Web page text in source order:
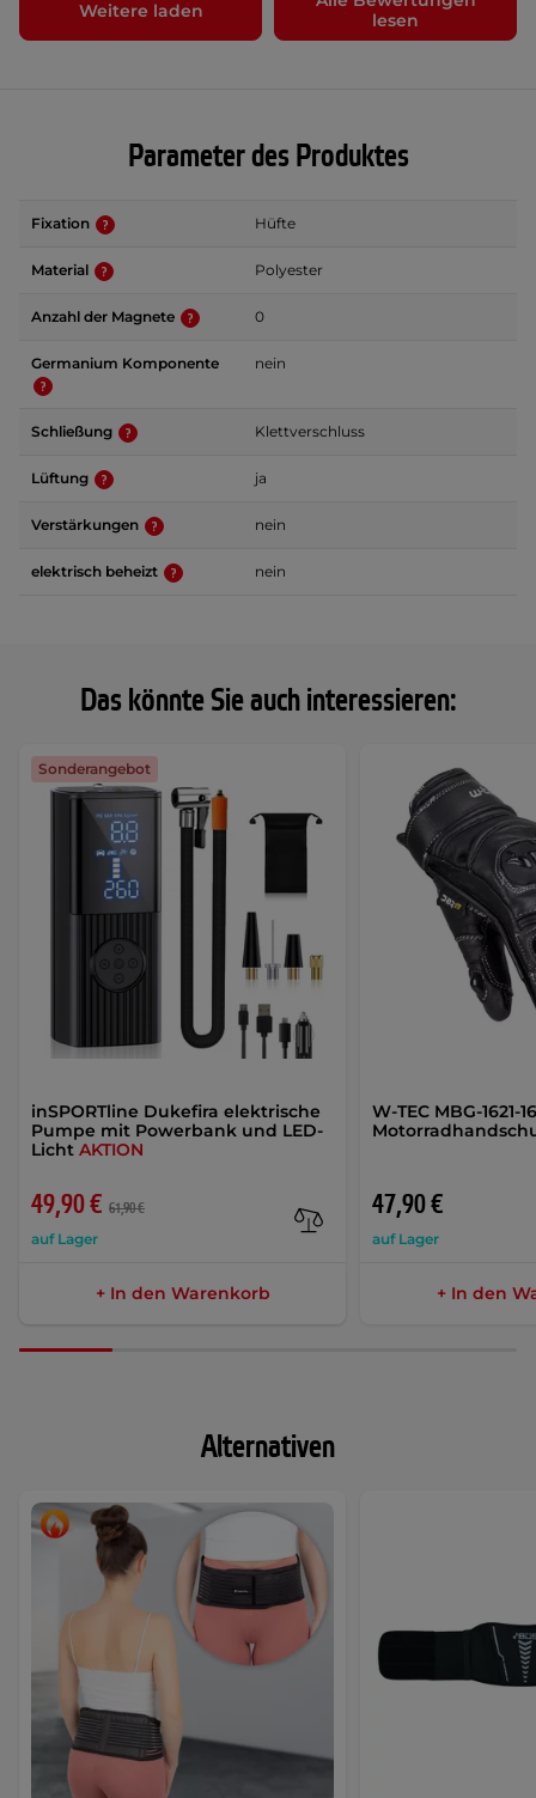
Das könnte Sie auch interessieren:
inSPORTline Dukefira elektrische
Pumpe mit Powerbank und LED-
Licht AKTION
49,90 € 61,90 €
auf Lager
Sonderangebot
+ In den Warenkorb
W-TEC MBG-1621-
47,90 €
auf Lager
+ In den
Weitere laden
lesen
Parameter des Produktes
Fixation Hüfte
Material Polyester
Anzahl der Magnete 0
Germanium Komponente nein
Schließung Klettverschluss
Lüftung ja
Verstärkungen nein
elektrisch beheizt nein
Alternativen